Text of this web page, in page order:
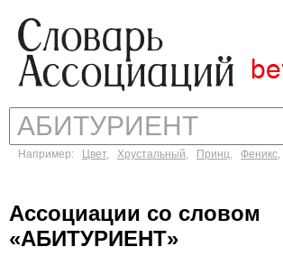
Например: Цвет, Хрустальный, Принц, Феникс,
Ассоциации со словом
«АБИТУРИЕНТ»